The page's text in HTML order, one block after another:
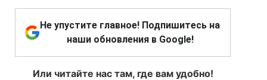
Не упустите главное! Подпишитесь на
наши обновления в Google!
Или читайте нас там, где вам удобно!